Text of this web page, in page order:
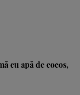
cu apă de cocos,